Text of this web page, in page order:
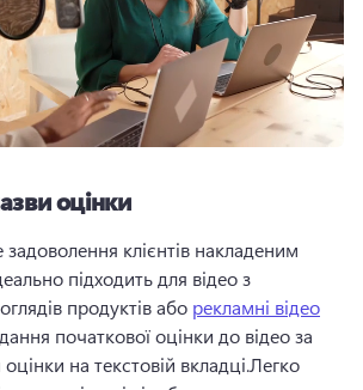
оцінки
клієнтів накладеним
підходить для відео з
продуктів або рекламні відео
початкової оцінки до відео за
на текстовій вкладці.Легко